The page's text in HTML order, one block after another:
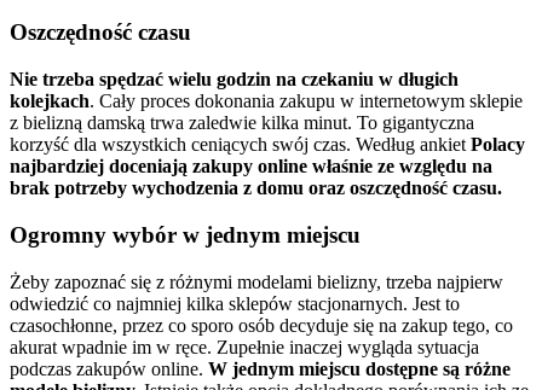
Oszczędność czasu
Nie trzeba spędzać wielu godzin na czekaniu w długich
kolejkach. Cały proces dokonania zakupu w internetowym sklepie
z bielizną damską trwa zaledwie kilka minut. To gigantyczna
korzyść dla wszystkich ceniących swój czas. Według ankiet Polacy
najbardziej doceniają zakupy online właśnie ze względu na
brak potrzeby wychodzenia z domu oraz oszczędność czasu.
Ogromny wybór w jednym miejscu
Żeby zapoznać się z różnymi modelami bielizny, trzeba najpierw
odwiedzić co najmniej kilka sklepów stacjonarnych. Jest to
czasochłonne, przez co sporo osób decyduje się na zakup tego, co
akurat wpadnie im w ręce. Zupełnie inaczej wygląda sytuacja
podczas zakupów online. W jednym miejscu dostępne są różne